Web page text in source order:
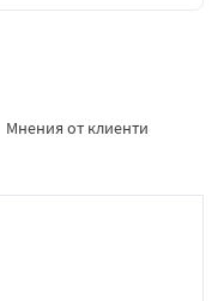
Мнения от клиенти